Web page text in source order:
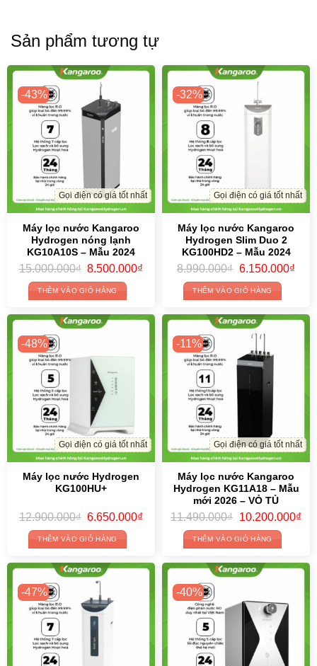
Sản phẩm tương tự
-43%
Gọi điện có giá tốt nhất
Máy lọc nước Kangaroo
Hydrogen nóng lạnh
KG10A10S – Mẫu 2024
15.000.000₫ Original
was:
15.000.000₫.
8.500.000₫ Current
8.500.000₫.
THÊM VÀO GIỎ HÀNG
-32%
Gọi điện có giá tốt nhất
Máy lọc nước Kangaroo
Hydrogen Slim Duo 2
KG100HD2 – Mẫu 2024
8.990.000₫ Original
was:
8.990.000₫.
6.150.000₫
THÊM VÀO GIỎ HÀNG
-48%
Gọi điện có giá tốt nhất
Máy lọc nước Hydrogen
KG100HU+
12.900.000₫ Original
was:
12.900.000₫.
6.650.000₫ Current
6.650.000₫.
THÊM VÀO GIỎ HÀNG
-11%
Gọi điện có giá tốt nhất
Máy lọc nước Kangaroo
Hydrogen KG11A18 – Mẫu
mới 2026 – VỎ TỦ
ALUMINUM SIÊU BỀN ĐẸP
11.490.000₫ Original
was:
11.490.000₫.
10.200.000₫
THÊM VÀO GIỎ HÀNG
-47% -40%